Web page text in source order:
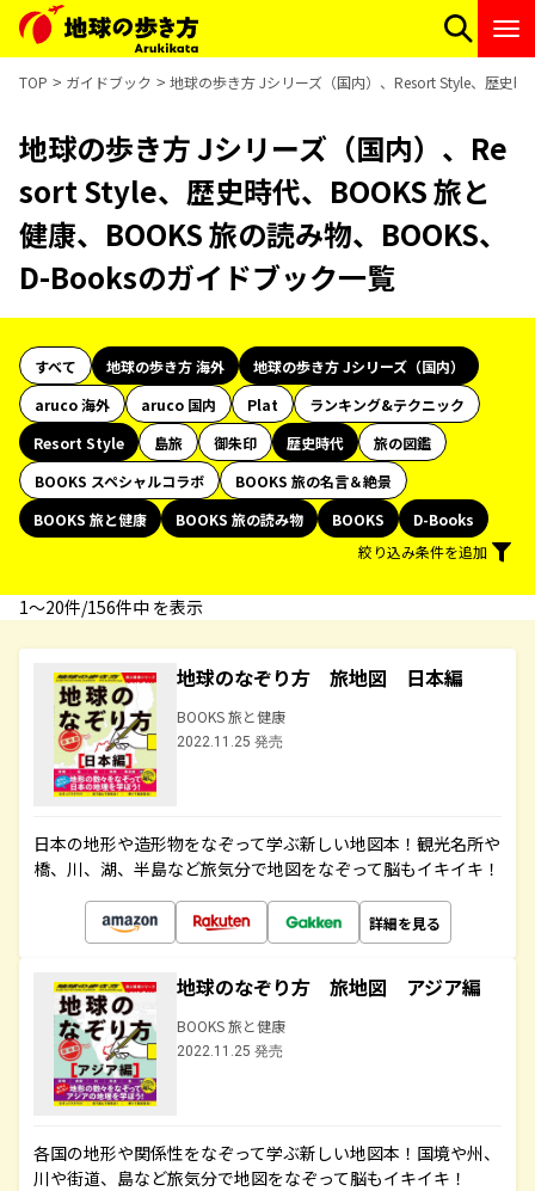
TOP ガイドブック 地球の歩き方 Jシリーズ（国内）、Resort Style、歴史
地球の歩き方 Jシリーズ（国内）、Re
sort Style、歴史時代、BOOKS 旅と
健康、BOOKS 旅の読み物、BOOKS、
D-Booksのガイドブック一覧
すべて 地球の歩き方 海外
地球の歩き方 Jシリーズ（国内）
aruco 海外
aruco 国内 Plat
ランキング&テクニック
Resort Style
島旅 御朱印 歴史時代
旅の図鑑
BOOKS スペシャルコラボ
BOOKS 旅の名言＆絶景
BOOKS 旅と健康
BOOKS 旅の読み物 BOOKS
D-Books
絞り込み条件を追加
1〜20件/156件中 を表示
地球のなぞり方 旅地図 日本編
BOOKS 旅と健康
2022.11.25 発売
日本の地形や造形物をなぞって学ぶ新しい地図本！観光名所や
橋、川、湖、半島など旅気分で地図をなぞって脳もイキイキ！
詳細を見る
地球のなぞり方 旅地図 アジア編
BOOKS 旅と健康
2022.11.25 発売
各国の地形や関係性をなぞって学ぶ新しい地図本！国境や州、
川や街道、島など旅気分で地図をなぞって脳もイキイキ！